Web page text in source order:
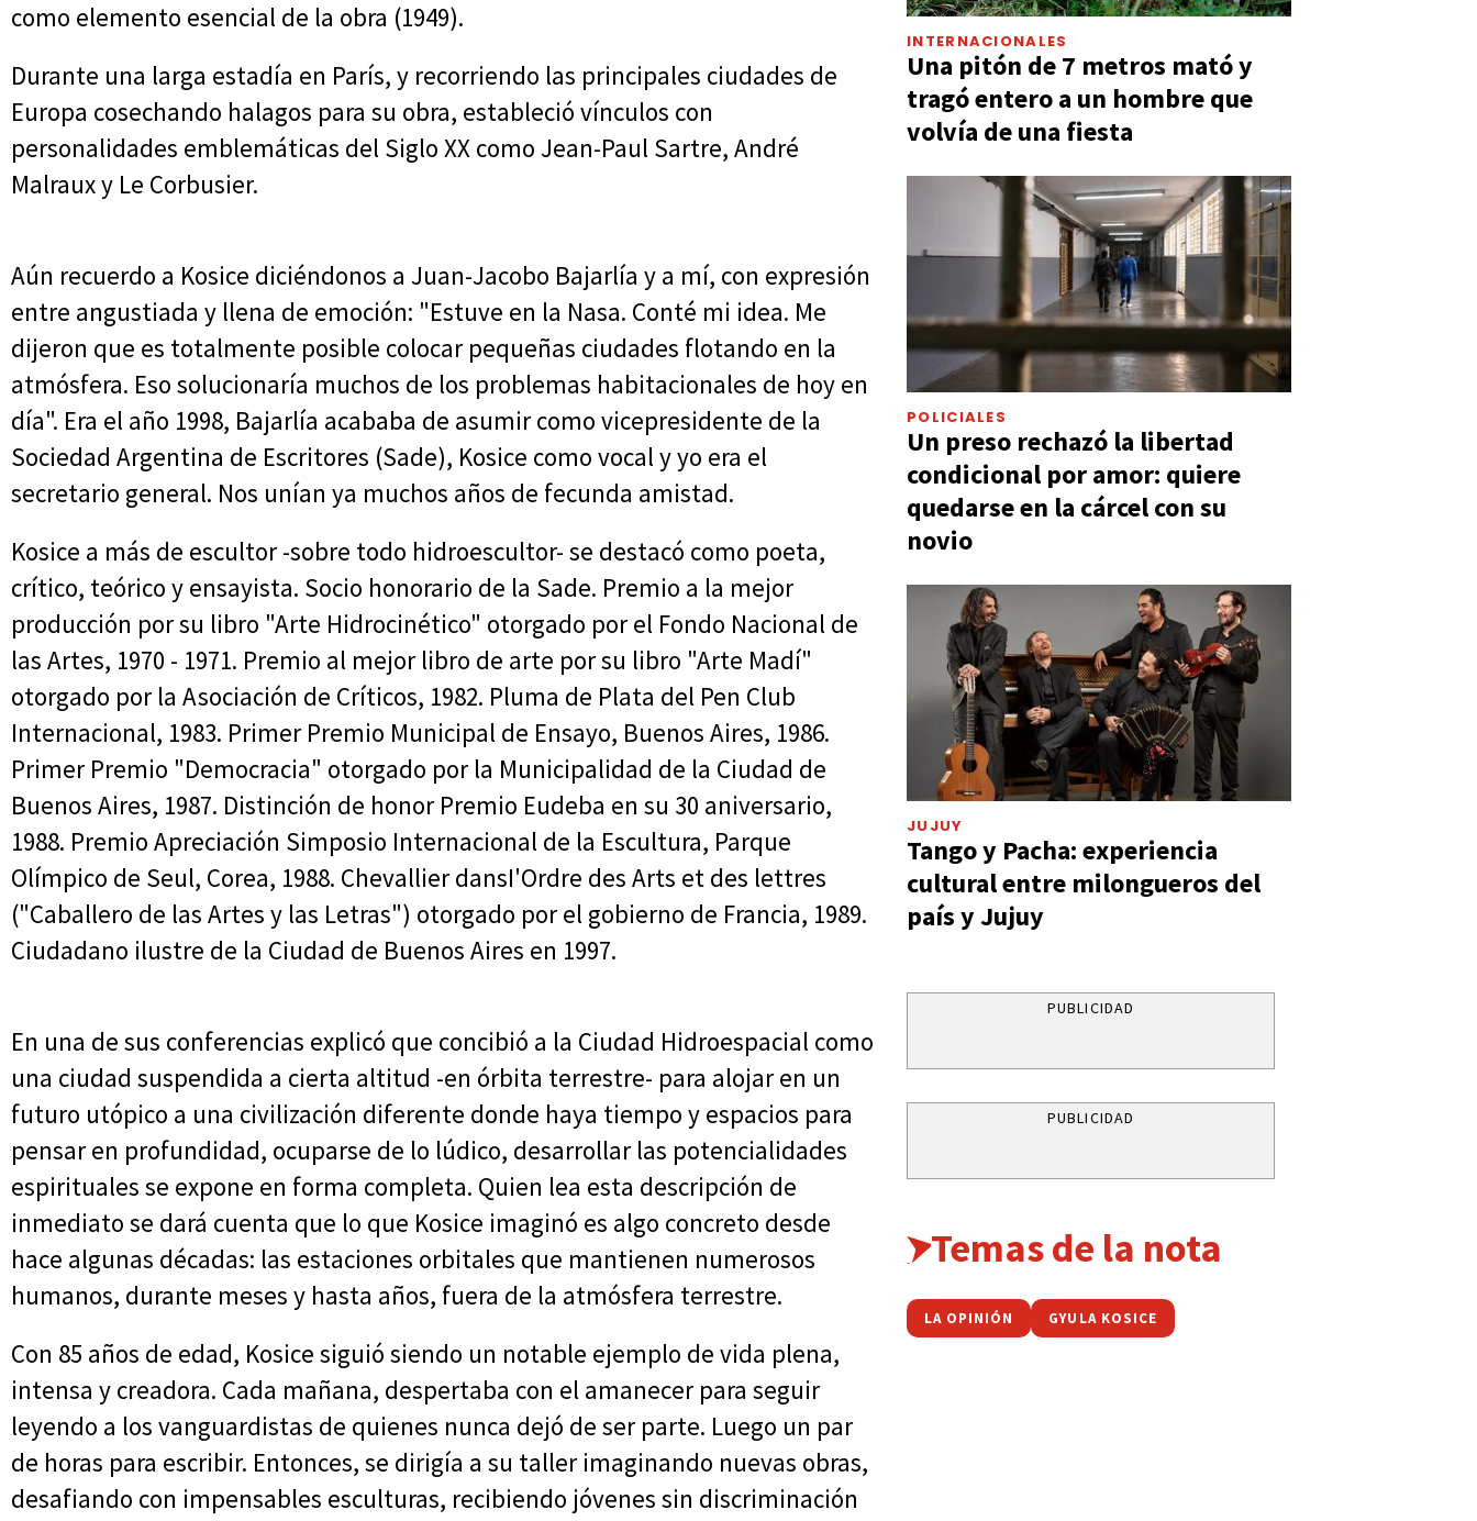
como elemento esencial de la obra (1949).
Durante una larga estadía en París, y recorriendo las principales ciudades de
Europa cosechando halagos para su obra, estableció vínculos con
personalidades emblemáticas del Siglo XX como Jean-Paul Sartre, André
Malraux y Le Corbusier.
Aún recuerdo a Kosice diciéndonos a Juan-Jacobo Bajarlía y a mí, con expresión
entre angustiada y llena de emoción: "Estuve en la Nasa. Conté mi idea. Me
dijeron que es totalmente posible colocar pequeñas ciudades flotando en la
atmósfera. Eso solucionaría muchos de los problemas habitacionales de hoy en
día". Era el año 1998, Bajarlía acababa de asumir como vicepresidente de la
Sociedad Argentina de Escritores (Sade), Kosice como vocal y yo era el
secretario general. Nos unían ya muchos años de fecunda amistad.
Kosice a más de escultor -sobre todo hidroescultor- se destacó como poeta,
crítico, teórico y ensayista. Socio honorario de la Sade. Premio a la mejor
producción por su libro "Arte Hidrocinético" otorgado por el Fondo Nacional de
las Artes, 1970 - 1971. Premio al mejor libro de arte por su libro "Arte Madí"
otorgado por la Asociación de Críticos, 1982. Pluma de Plata del Pen Club
Internacional, 1983. Primer Premio Municipal de Ensayo, Buenos Aires, 1986.
Primer Premio "Democracia" otorgado por la Municipalidad de la Ciudad de
Buenos Aires, 1987. Distinción de honor Premio Eudeba en su 30 aniversario,
1988. Premio Apreciación Simposio Internacional de la Escultura, Parque
Olímpico de Seul, Corea, 1988. Chevallier dansI'Ordre des Arts et des lettres
("Caballero de las Artes y las Letras") otorgado por el gobierno de Francia, 1989.
Ciudadano ilustre de la Ciudad de Buenos Aires en 1997.
En una de sus conferencias explicó que concibió a la Ciudad Hidroespacial como
una ciudad suspendida a cierta altitud -en órbita terrestre- para alojar en un
futuro utópico a una civilización diferente donde haya tiempo y espacios para
pensar en profundidad, ocuparse de lo lúdico, desarrollar las potencialidades
espirituales se expone en forma completa. Quien lea esta descripción de
inmediato se dará cuenta que lo que Kosice imaginó es algo concreto desde
hace algunas décadas: las estaciones orbitales que mantienen numerosos
humanos, durante meses y hasta años, fuera de la atmósfera terrestre.
Con 85 años de edad, Kosice siguió siendo un notable ejemplo de vida plena,
intensa y creadora. Cada mañana, despertaba con el amanecer para seguir
leyendo a los vanguardistas de quienes nunca dejó de ser parte. Luego un par
de horas para escribir. Entonces, se dirigía a su taller imaginando nuevas obras,
desafiando con impensables esculturas, recibiendo jóvenes sin discriminación
INTERNACIONALES
Una pitón de 7 metros mató y
tragó entero a un hombre que
volvía de una fiesta
POLICIALES
Un preso rechazó la libertad
condicional por amor: quiere
quedarse en la cárcel con su
novio
JUJUY
Tango y Pacha: experiencia
cultural entre milongueros del
país y Jujuy
PUBLICIDAD
PUBLICIDAD
Temas de la nota
LA OPINIÓN GYULA KOSICE